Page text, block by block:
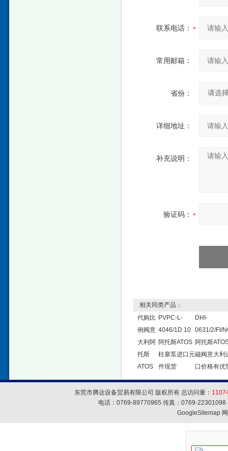
联系电话：
常用邮箱：
省份：
详细地址：
补充说明：
验证码：
相关同类产品：
代购比
例阀意
大利阿
托斯
ATOS
PVPC-L-
4046/1D 10
阿托斯ATOS
柱塞泵进口元
件现货
DHI-
0631/2/FI/
阿托斯
磁阀意大利
口价格有优
东莞市腾达设备贸易有限公司 版权所有 总访问量：
电话：0769-89770965 传真：0769-
GoogleSitemap网